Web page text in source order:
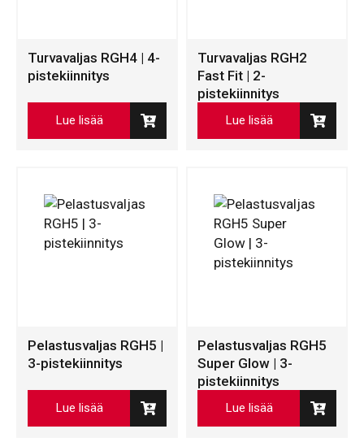
Turvavaljas RGH4 | 4-
pistekiinnitys
Lue lisää
Turvavaljas RGH2
Fast Fit | 2-
pistekiinnitys
Lue lisää
Pelastusvaljas RGH5 |
3-pistekiinnitys
Lue lisää
Pelastusvaljas RGH5
Super Glow | 3-
pistekiinnitys
Lue lisää